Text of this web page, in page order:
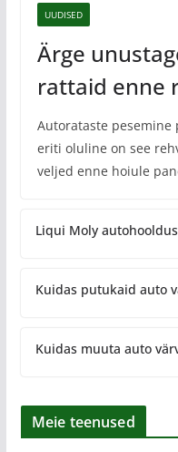
UUDISED
Ärge
rattaid enne
Autorataste pesemine
eriti oluline on see
veljed enne hoiule
Liqui Moly
Kuidas putukaid auto
Kuidas muuta auto
Meie teenused